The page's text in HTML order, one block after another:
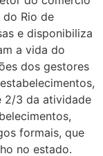
Rio de
e disponibiliza
a vida do
dos gestores
2/3 da atividade
formais, que
no estado.